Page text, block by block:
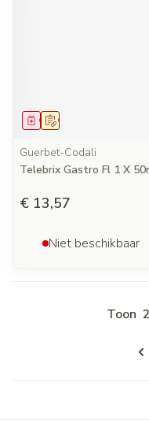
Op voorschrift
Geneesmiddel
Guerbet-Codali
Telebrix Gastro Fl 1 X
€ 13,57
Niet beschikbaar
Toon